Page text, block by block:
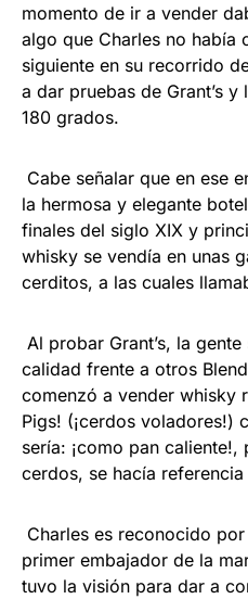
momento de ir a vender
algo que Charles no había
siguiente en su recorrido
a dar pruebas de Grant’s
180 grados.
Cabe señalar que en ese
la hermosa y elegante
finales del siglo XIX y
whisky se vendía en unas
cerditos, a las cuales
Al probar Grant’s, la
calidad frente a otros
comenzó a vender whisky
Pigs! (¡cerdos voladores!)
sería: ¡como pan
cerdos, se hacía
Charles es reconocido
primer embajador de la
tuvo la visión para dar a